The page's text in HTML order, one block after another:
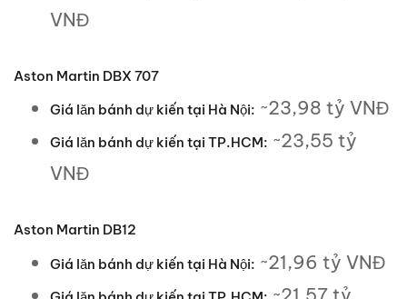
VNĐ
Aston Martin DBX 707
Giá lăn bánh dự kiến tại Hà Nội: ~23,98 tỷ VNĐ
Giá lăn bánh dự kiến tại TP.HCM: ~23,55 tỷ
VNĐ
Aston Martin DB12
Giá lăn bánh dự kiến tại Hà Nội: ~21,96 tỷ VNĐ